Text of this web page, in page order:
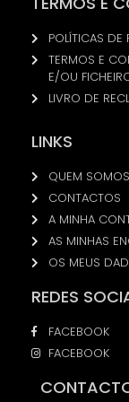
POLÍTICAS
TERMOS E
E/OU
LIVRO DE
LINKS
QUEM SOMOS
CONTACTOS
A MINHA
AS MINHAS
OS MEUS
REDES
FACEBOOK
FACEBOOK